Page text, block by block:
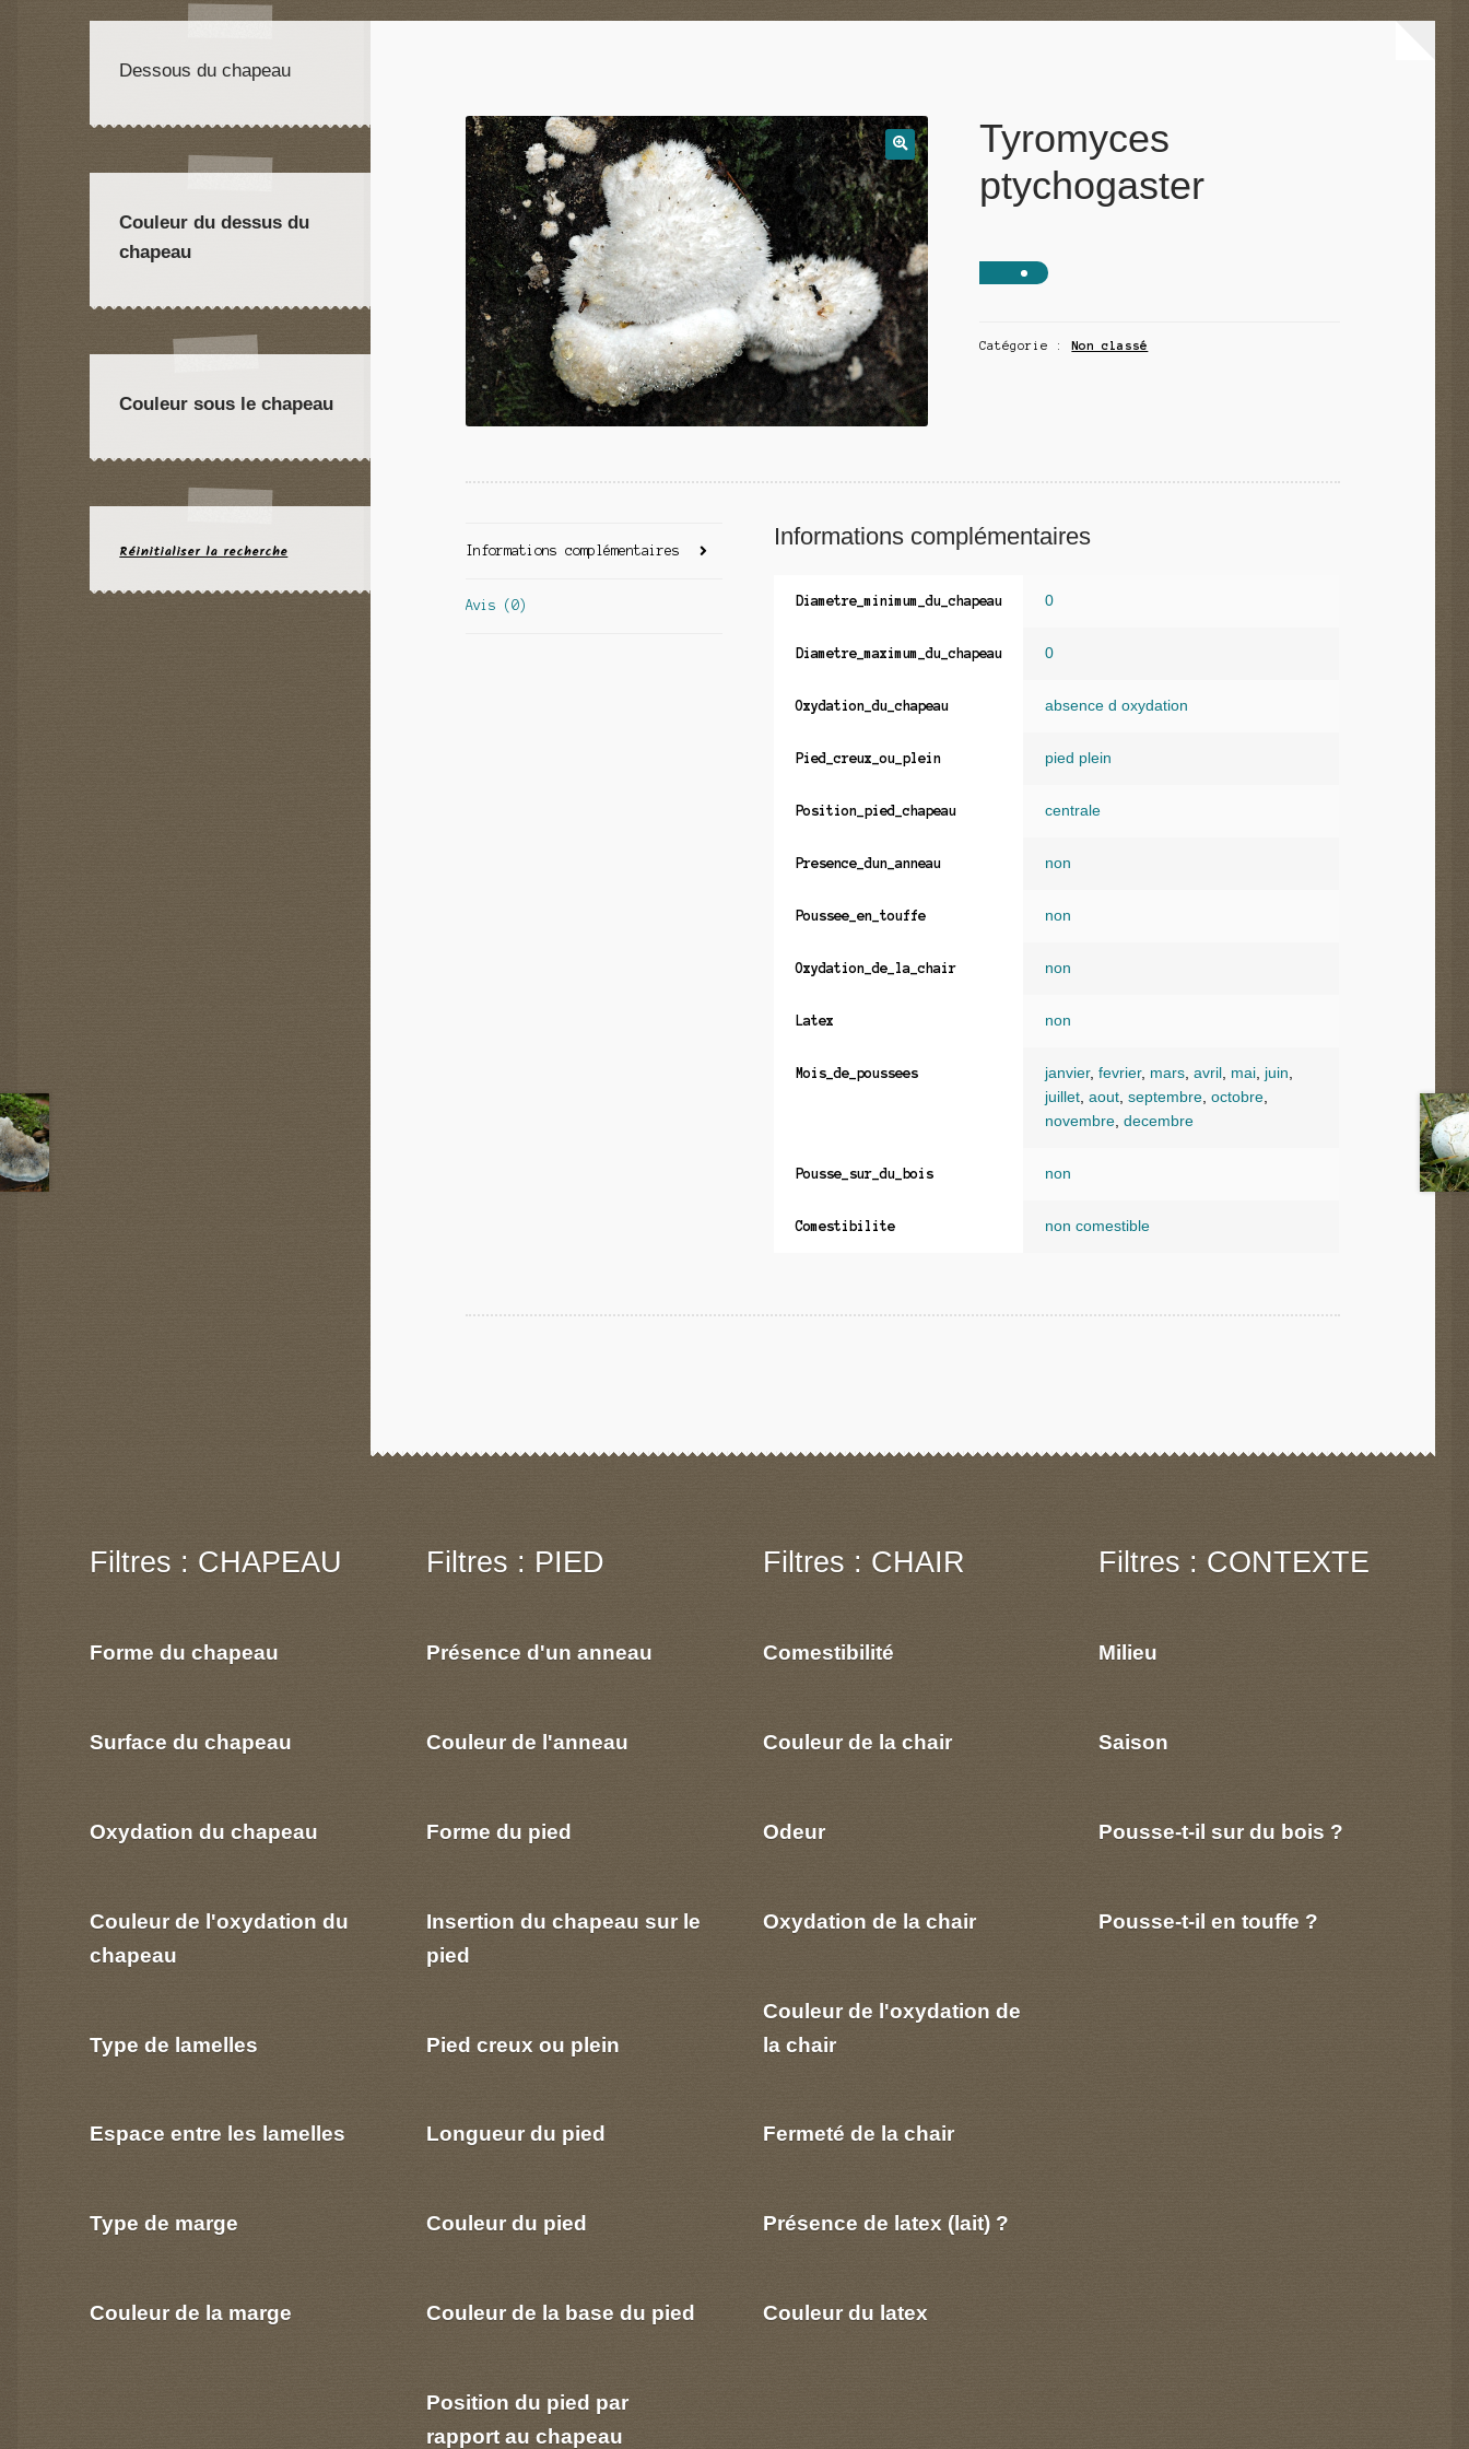
Tyromyces
ptychogaster
Catégorie : Non classé
Informations complémentaires
Avis (0)
Informations complémentaires
Diametre_minimum_du_chapeau 0
Diametre_maximum_du_chapeau 0
Oxydation_du_chapeau absence d oxydation
Pied_creux_ou_plein pied plein
Position_pied_chapeau centrale
Presence_dun_anneau non
Poussee_en_touffe non
Oxydation_de_la_chair non
Latex non
Mois_de_poussees janvier, fevrier, mars, avril , mai, juin,
juillet, aout, septembre, octobre,
novembre, decembre
Pousse_sur_du_bois non
Comestibilite non comestible
Dessous du chapeau
Couleur du dessus du
chapeau
Couleur sous le chapeau
Réinitialiser la recherche
Filtres : CHAPEAU
Forme du chapeau
Surface du chapeau
Oxydation du chapeau
Couleur de l'oxydation du
chapeau
Type de lamelles
Espace entre les lamelles
Type de marge
Couleur de la marge
Filtres : PIED
Présence d'un anneau
Couleur de l'anneau
Forme du pied
Insertion du chapeau sur le
pied
Pied creux ou plein
Longueur du pied
Couleur du pied
Couleur de la base du pied
Position du pied par
rapport au chapeau
Filtres : CHAIR
Comestibilité
Couleur de la chair
Odeur
Oxydation de la chair
Couleur de l'oxydation de
la chair
Fermeté de la chair
Présence de latex (lait) ?
Couleur du latex
Filtres : CONTEXTE
Milieu
Saison
Pousse-t-il sur du bois ?
Pousse-t-il en touffe ?